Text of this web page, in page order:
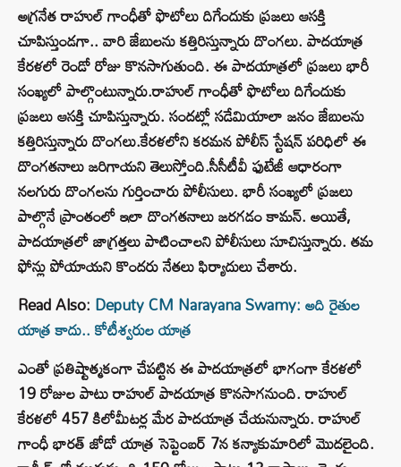
అగ్రనేత రాహుల్ గాంధీతో ఫొటోలు దిగేందుకు ప్రజలు ఆసక్తి
చూపిస్తుండగా.. వారి జేబులను కత్తిరిస్తున్నారు దొంగలు. పాదయాత్ర
కేరళలో రెండో రోజు కొనసాగుతుంది. ఈ పాదయాత్రలో ప్రజలు భారీ
సంఖ్యలో పాల్గొంటున్నారు.రాహుల్ గాంధీతో ఫొటోలు దిగేందుకు
ప్రజలు ఆసక్తి చూపిస్తున్నారు. సందట్లో సడేమియాలా జనం జేబులను
కత్తిరిస్తున్నారు దొంగలు.కేరళలోని కరమన పోలీస్ స్టేషన్​ పరిధిలో ఈ
దొంగతనాలు జరిగాయని తెలుస్తోంది.సీసీటీవీ ఫుటేజీ ఆధారంగా
నలగురు దొంగలను గుర్తించారు పోలీసులు. భారీ సంఖ్యలో ప్రజలు
పాల్గొనే ప్రాంతంలో ఇలా దొంగతనాలు జరగడం కామన్. అయితే,
పాదయాత్రలో జాగ్రత్తలు పాటించాలని పోలీసులు సూచిస్తున్నారు. తమ
ఫోన్లు పోయాయని కొందరు నేతలు ఫిర్యాదులు చేశారు.
Read Also: Deputy CM Narayana Swamy: అది రైతుల
యాత్ర కాదు.. కోటీశ్వరుల యాత్ర
ఎంతో ప్రతిష్టాత్మకంగా చేపట్టిన ఈ పాదయాత్రలో భాగంగా కేరళలో
19 రోజుల పాటు రాహుల్ పాదయాత్ర కొనసాగనుంది. రాహుల్
కేరళలో 457 కిలోమీటర్ల మేర పాదయాత్ర చేయనున్నారు. రాహుల్
గాంధీ భారత్ జోడో యాత్ర సెప్టెంబర్ 7న కన్యాకుమారిలో మొదలైంది.